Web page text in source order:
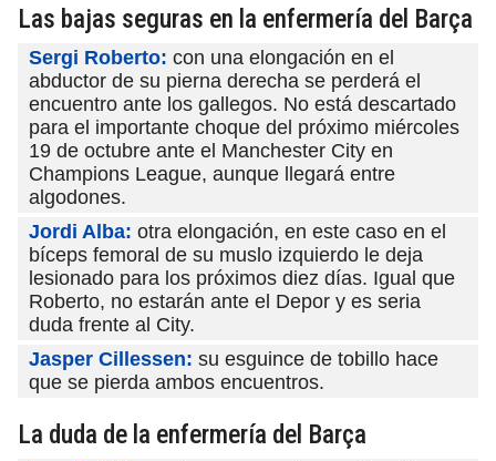
Las bajas seguras en la enfermería del Barça
Sergi Roberto: con una elongación en el
abductor de su pierna derecha se perderá el
encuentro ante los gallegos. No está descartado
para el importante choque del próximo miércoles
19 de octubre ante el Manchester City en
Champions League, aunque llegará entre
algodones.
Jordi Alba: otra elongación, en este caso en el
bíceps femoral de su muslo izquierdo le deja
lesionado para los próximos diez días. Igual que
Roberto, no estarán ante el Depor y es seria
duda frente al City.
Jasper Cillessen: su esguince de tobillo hace
que se pierda ambos encuentros.
La duda de la enfermería del Barça